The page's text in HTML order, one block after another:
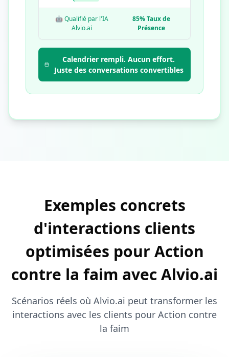
🤖 Qualifié par l'IA
Alvio.ai
85% Taux de
Présence
Calendrier rempli. Aucun effort.
Juste des conversations convertibles
Exemples concrets
d'interactions clients
optimisées pour Action
contre la faim avec Alvio.ai
Scénarios réels où Alvio.ai peut transformer les
interactions avec les clients pour Action contre
la faim